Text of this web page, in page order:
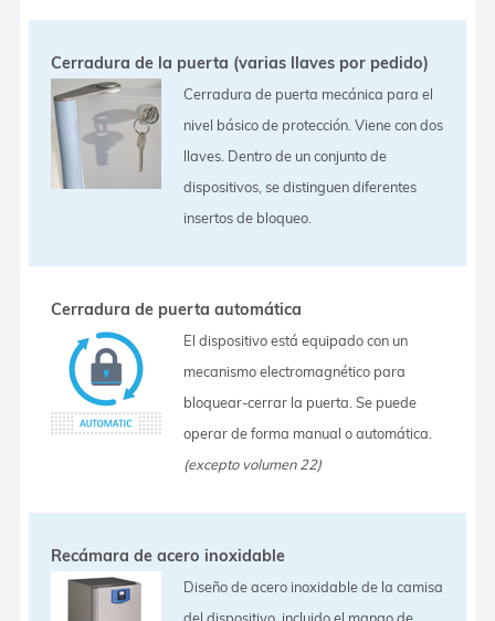
Cerradura de la puerta (varias llaves por pedido)
Cerradura de puerta mecánica para el
nivel básico de protección. Viene con dos
llaves. Dentro de un conjunto de
dispositivos, se distinguen diferentes
insertos de bloqueo.
Cerradura de puerta automática
El dispositivo está equipado con un
mecanismo electromagnético para
bloquear-cerrar la puerta. Se puede
operar de forma manual o automática.
(excepto volumen 22)
Recámara de acero inoxidable
Diseño de acero inoxidable de la camisa